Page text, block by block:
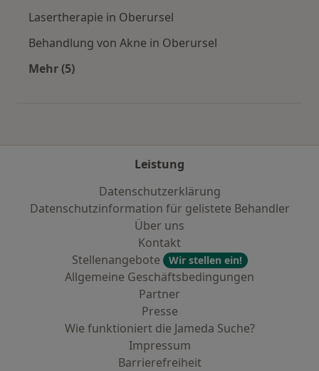
Lasertherapie in Oberursel
Behandlung von Akne in Oberursel
Mehr (5)
Leistung
Datenschutzerklärung
Datenschutzinformation für gelistete Behandler
Über uns
Kontakt
Stellenangebote
Wir stellen ein!
Allgemeine Geschäftsbedingungen
Partner
Presse
Wie funktioniert die Jameda Suche?
Impressum
Barrierefreiheit